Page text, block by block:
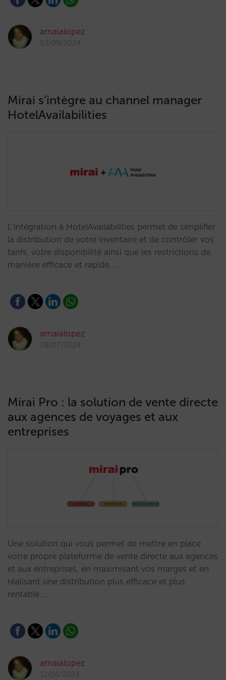
amaialopez
03/09/2024
Mirai s’intègre au channel manager
HotelAvailabilities
L’intégration à HotelAvailabilities permet de simplifier
la distribution de votre inventaire et de contrôler vos
tarifs, votre disponibilité ainsi que les restrictions de
manière efficace et rapide. …
amaialopez
08/07/2024
Mirai Pro : la solution de vente directe
aux agences de voyages et aux
entreprises
Une solution qui vous permet de mettre en place
votre propre plateforme de vente directe aux agences
et aux entreprises, en maximisant vos marges et en
réalisant une distribution plus efficace et plus
rentable.…
amaialopez
12/06/2024